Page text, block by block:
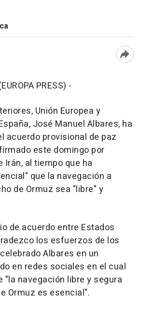
PRESS) -
Unión Europea y
José Manuel Albares, ha
acuerdo provisional de paz
este domingo por
Irán, al tiempo que ha
que la navegación a
de Ormuz sea "libre" y
de acuerdo entre Estados
los esfuerzos de los
Albares en un
en redes sociales en el cual
"la navegación libre y segura
Ormuz es esencial".